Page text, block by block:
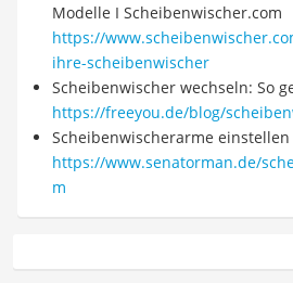
Modelle I Scheibenwischer.com
https://
ihre-scheibenwischer
Scheibenwischer wechseln: So
https://freeyou.de/blog/
Scheibenwischerarme
https://www.senatorman.de/
m